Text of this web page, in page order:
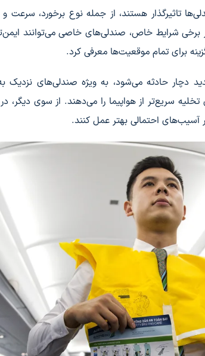
تاثیرگذار هستند، از جمله نوع برخورد، سرعت
شرایط خاص، صندلی‌های خاصی می‌توانند ایمن‌تر
برای تمام موقعیت‌ها معرفی کرد.
دچار حادثه می‌شود، به ویژه صندلی‌های
سریع‌تر از هواپیما را می‌دهند. از سوی دیگر،
احتمالی بهتر عمل کنند.